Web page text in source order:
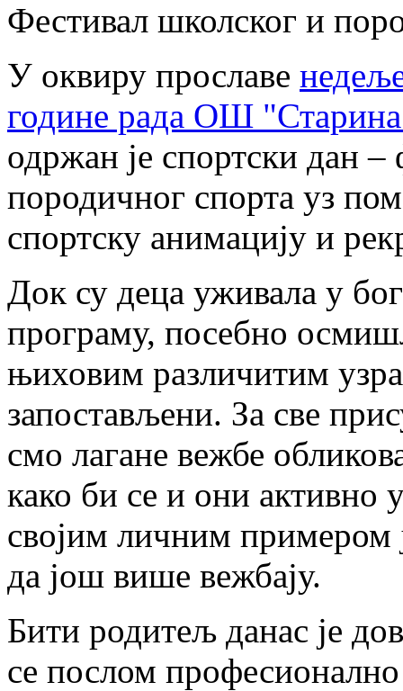
Фестивал школског и
У оквиру прославе
године рада ОШ
одржан је спортски дан –
породичног спорта уз
спортску анимацију и
Док су деца уживала у
програму, посебно
њиховим различитим
запостављени. За све
смо лагане вежбе
како би се и они активно
својим личним примером
да још више вежбају.
Бити родитељ данас је
се послом